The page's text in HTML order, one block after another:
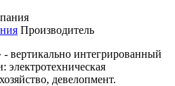
Производитель
вертикально интегрированный
электротехническая
девелопмент.